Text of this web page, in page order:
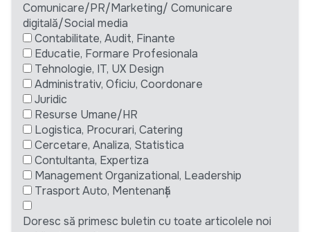
Comunicare/PR/Marketing/ Comunicare
digitală/Social media
Contabilitate, Audit, Finante
Educatie, Formare Profesionala
Tehnologie, IT, UX Design
Administrativ, Oficiu, Coordonare
Juridic
Resurse Umane/HR
Logistica, Procurari, Catering
Cercetare, Analiza, Statistica
Contultanta, Expertiza
Management Organizational, Leadership
Trasport Auto, Mentenanță
Doresc să primesc buletin cu toate articolele noi